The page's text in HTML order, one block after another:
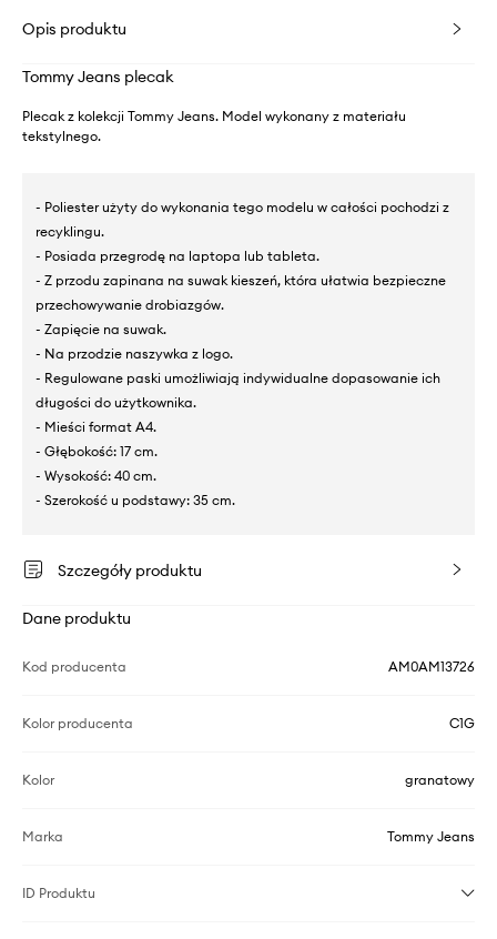
Opis produktu
Tommy Jeans plecak
Plecak z kolekcji Tommy Jeans. Model wykonany z materiału
tekstylnego.
- Poliester użyty do wykonania tego modelu w całości pochodzi z
recyklingu.
- Posiada przegrodę na laptopa lub tableta.
- Z przodu zapinana na suwak kieszeń, która ułatwia bezpieczne
przechowywanie drobiazgów.
- Zapięcie na suwak.
- Na przodzie naszywka z logo.
- Regulowane paski umożliwiają indywidualne dopasowanie ich
długości do użytkownika.
- Mieści format A4.
- Głębokość: 17 cm.
- Wysokość: 40 cm.
- Szerokość u podstawy: 35 cm.
Szczegóły produktu
Dane produktu
Kod producenta AM0AM13726
Kolor producenta C1G
Kolor granatowy
Marka Tommy Jeans
ID Produktu